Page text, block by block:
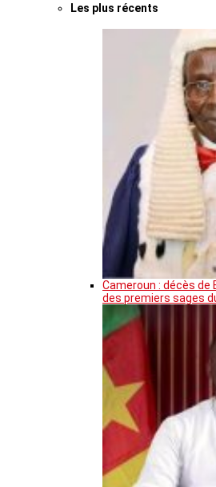
Les plus récents
Cameroun : décès de
des premiers sages